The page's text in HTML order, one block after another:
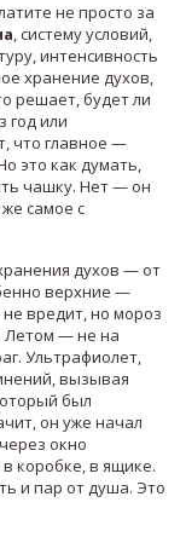
не просто за
,систему условий,
интенсивность
хранение духов,
решает, будет ли
год или
что главное —
это как думать,
чашку. Нет — он
самое с
духов — от
верхние —
вредит, но мороз
Летом — не на
Ультрафиолет,
вызывая
был
он уже начал
окно
коробке, в ящике.
и пар от душа. Это